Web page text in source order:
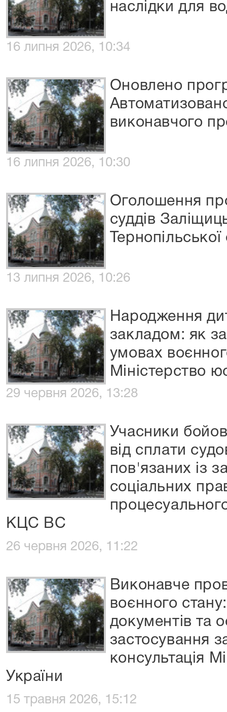
наслідки для
16 липня 2026, 10:34
Оновлено
виконавчого
16 липня 2026, 10:30
Оголошення
суддів
Тернопільської
13 липня 2026, 10:26
Народження
закладом: як
умовах
Міністерство
29 червня 2026, 13:28
Учасники
від сплати
пов'язаних із
соціальних
КЦС ВС
26 червня 2026, 11:22
Виконавче
воєнного
документів та
застосування
консультація
України
15 травня 2026, 15:12